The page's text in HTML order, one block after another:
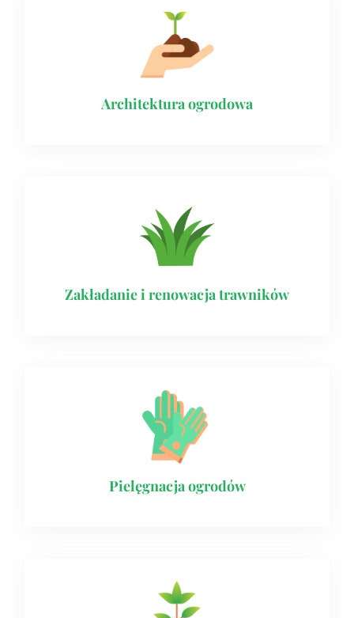
Architektura ogrodowa
Zakładanie i renowacja trawników
Pielęgnacja ogrodów